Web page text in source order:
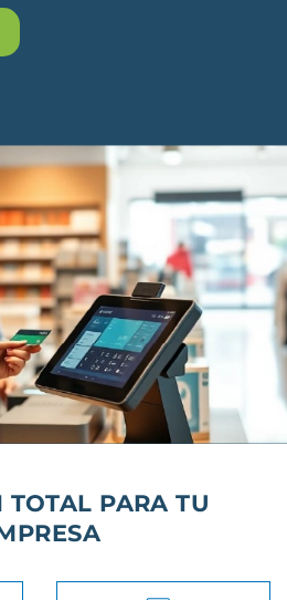
TOTAL PARA TU